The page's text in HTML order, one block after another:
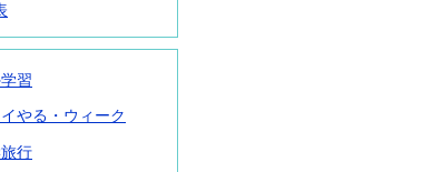
習
やる・ウィーク
行